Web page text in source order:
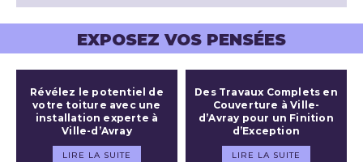
EXPOSEZ VOS PENSÉES
Révélez le potentiel de
votre toiture avec une
installation experte à
Ville-d’Avray
LIRE LA SUITE
Des Travaux Complets en
Couverture à Ville-
d’Avray pour un Finition
d’Exception
LIRE LA SUITE